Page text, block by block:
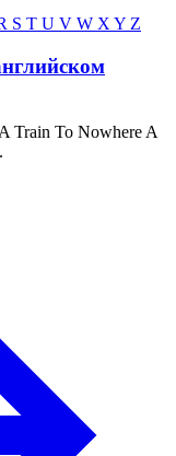
S T U V W X Y Z
Train To Nowhere A